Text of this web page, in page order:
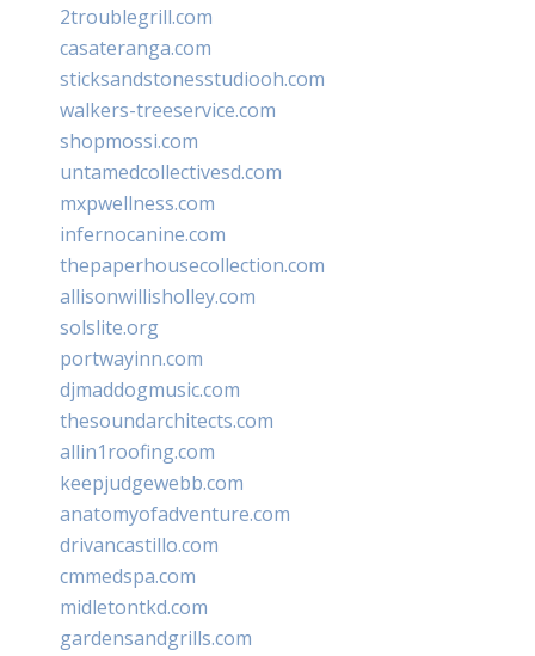
2troublegrill.com
casateranga.com
sticksandstonesstudiooh.com
walkers-treeservice.com
shopmossi.com
untamedcollectivesd.com
mxpwellness.com
infernocanine.com
thepaperhousecollection.com
allisonwillisholley.com
solslite.org
portwayinn.com
djmaddogmusic.com
thesoundarchitects.com
allin1roofing.com
keepjudgewebb.com
anatomyofadventure.com
drivancastillo.com
cmmedspa.com
midletontkd.com
gardensandgrills.com